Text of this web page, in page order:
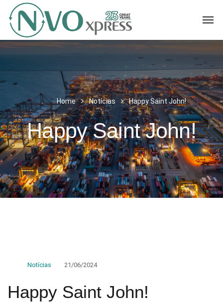
Home Notícias Happy Saint John!
Happy Saint John!
Notícias 21/06/2024
Happy Saint John!